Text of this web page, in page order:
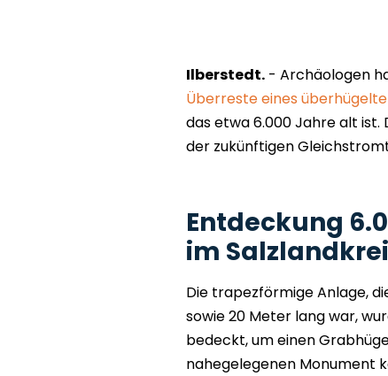
Ilberstedt. - Archäologen
Überreste eines
das etwa 6.000 Jahre alt ist.
der zukünftigen
Entdeckung
im
Die trapezförmige Anlage,
sowie 20 Meter lang war,
bedeckt, um einen
nahegelegenen Monument